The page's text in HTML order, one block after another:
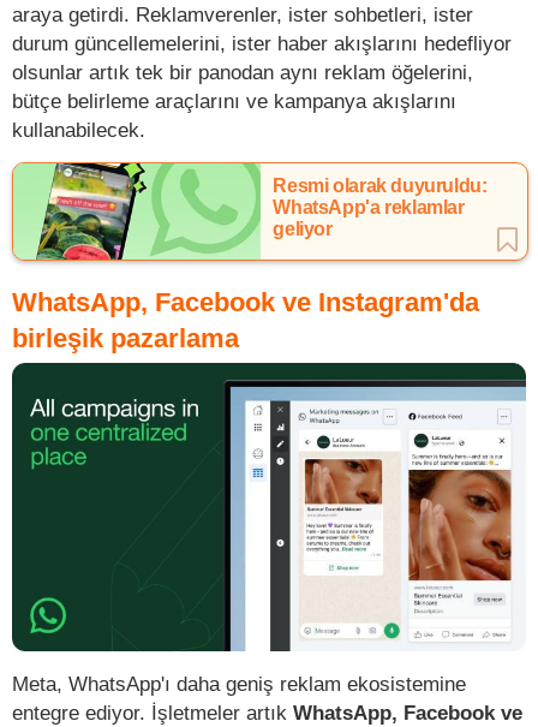
araya getirdi. Reklamverenler, ister sohbetleri, ister
durum güncellemelerini, ister haber akışlarını hedefliyor
olsunlar artık tek bir panodan aynı reklam öğelerini,
bütçe belirleme araçlarını ve kampanya akışlarını
kullanabilecek.
Resmi olarak duyuruldu:
WhatsApp'a reklamlar
geliyor
WhatsApp, Facebook ve Instagram'da
birleşik pazarlama
Meta, WhatsApp'ı daha geniş reklam ekosistemine
entegre ediyor. İşletmeler artık WhatsApp, Facebook ve